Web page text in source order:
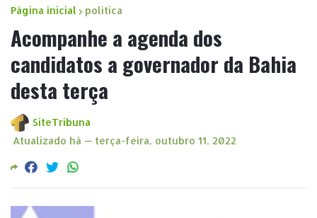
Página inicial politica
Acompanhe a agenda dos
candidatos a governador da Bahia
desta terça
SiteTribuna
Atualizado há — terça-feira, outubro 11, 2022